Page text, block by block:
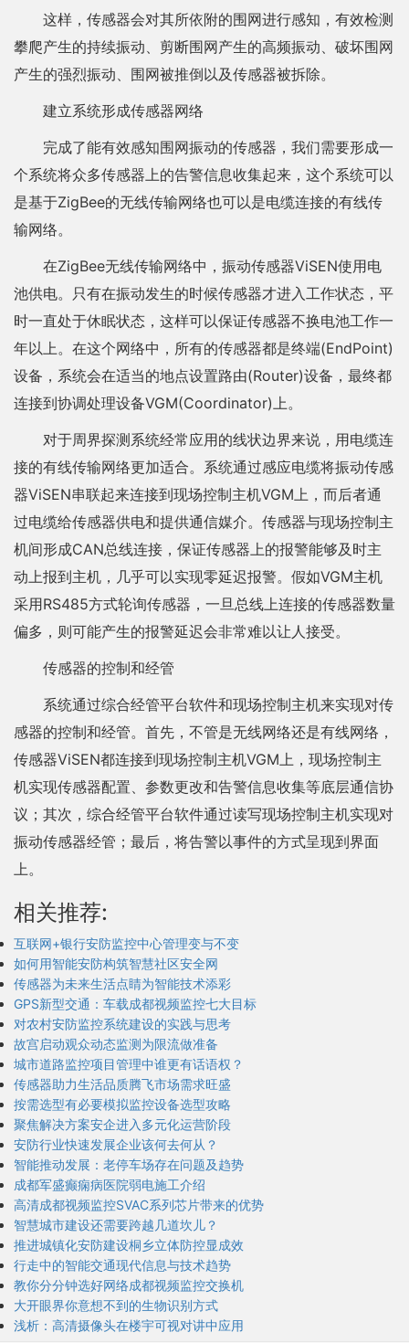
这样，传感器会对其所依附的围网进行感知，有效检测
攀爬产生的持续振动、剪断围网产生的高频振动、破坏围网
产生的强烈振动、围网被推倒以及传感器被拆除。
建立系统形成传感器网络
完成了能有效感知围网振动的传感器，我们需要形成一
个系统将众多传感器上的告警信息收集起来，这个系统可以
是基于ZigBee的无线传输网络也可以是电缆连接的有线传
输网络。
在ZigBee无线传输网络中，振动传感器ViSEN使用电
池供电。只有在振动发生的时候传感器才进入工作状态，平
时一直处于休眠状态，这样可以保证传感器不换电池工作一
年以上。在这个网络中，所有的传感器都是终端(EndPoint)
设备，系统会在适当的地点设置路由(Router)设备，最终都
连接到协调处理设备VGM(Coordinator)上。
对于周界探测系统经常应用的线状边界来说，用电缆连
接的有线传输网络更加适合。系统通过感应电缆将振动传感
器ViSEN串联起来连接到现场控制主机VGM上，而后者通
过电缆给传感器供电和提供通信媒介。传感器与现场控制主
机间形成CAN总线连接，保证传感器上的报警能够及时主
动上报到主机，几乎可以实现零延迟报警。假如VGM主机
采用RS485方式轮询传感器，一旦总线上连接的传感器数量
偏多，则可能产生的报警延迟会非常难以让人接受。
传感器的控制和经管
系统通过综合经管平台软件和现场控制主机来实现对传
感器的控制和经管。首先，不管是无线网络还是有线网络，
传感器ViSEN都连接到现场控制主机VGM上，现场控制主
机实现传感器配置、参数更改和告警信息收集等底层通信协
议；其次，综合经管平台软件通过读写现场控制主机实现对
振动传感器经管；最后，将告警以事件的方式呈现到界面
上。
相关推荐:
互联网+银行安防监控中心管理变与不变
如何用智能安防构筑智慧社区安全网
传感器为未来生活点睛为智能技术添彩
GPS新型交通：车载成都视频监控七大目标
对农村安防监控系统建设的实践与思考
故宫启动观众动态监测为限流做准备
城市道路监控项目管理中谁更有话语权？
传感器助力生活品质腾飞市场需求旺盛
按需选型有必要模拟监控设备选型攻略
聚焦解决方案安企进入多元化运营阶段
安防行业快速发展企业该何去何从？
智能推动发展：老停车场存在问题及趋势
成都军盛癫痫病医院弱电施工介绍
高清成都视频监控SVAC系列芯片带来的优势
智慧城市建设还需要跨越几道坎儿？
推进城镇化安防建设桐乡立体防控显成效
行走中的智能交通现代信息与技术趋势
教你分分钟选好网络成都视频监控交换机
大开眼界你意想不到的生物识别方式
浅析：高清摄像头在楼宇可视对讲中应用